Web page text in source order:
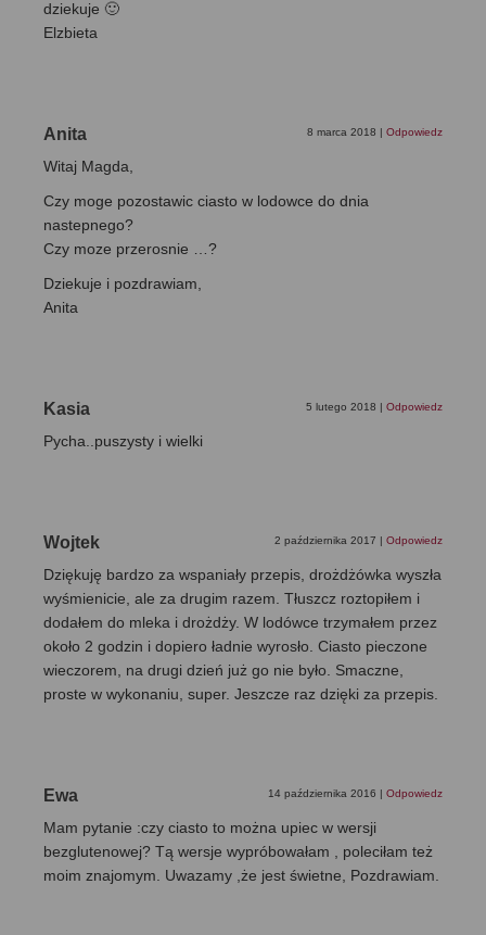
dziekuje 🙂
Elzbieta
Anita 8 marca 2018 | Odpowiedz
Witaj Magda,
Czy moge pozostawic ciasto w lodowce do dnia
nastepnego?
Czy moze przerosnie …?
Dziekuje i pozdrawiam,
Anita
Kasia 5 lutego 2018 | Odpowiedz
Pycha..puszysty i wielki
Wojtek 2 października 2017 | Odpowiedz
Dziękuję bardzo za wspaniały przepis, drożdżówka wyszła
wyśmienicie, ale za drugim razem. Tłuszcz roztopiłem i
dodałem do mleka i drożdży. W lodówce trzymałem przez
około 2 godzin i dopiero ładnie wyrosło. Ciasto pieczone
wieczorem, na drugi dzień już go nie było. Smaczne,
proste w wykonaniu, super. Jeszcze raz dzięki za przepis.
Ewa 14 października 2016 | Odpowiedz
Mam pytanie :czy ciasto to można upiec w wersji
bezglutenowej? Tą wersje wypróbowałam , poleciłam też
moim znajomym. Uwazamy ,że jest świetne, Pozdrawiam.